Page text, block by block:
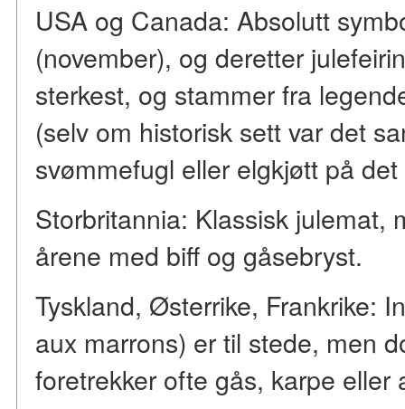
USA og Canada: Absolutt
(november), og deretter
sterkest, og stammer fra
(selv om historisk sett var det
svømmefugl eller elgkjøtt på
Storbritannia: Klassisk julemat,
årene med biff og gåsebryst.
Tyskland, Østerrike, Frankrike:
aux marrons) er til stede, men
foretrekker ofte gås, karpe eller